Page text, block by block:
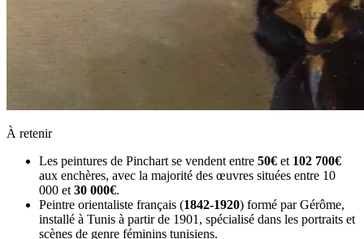
À retenir
Les peintures de Pinchart se vendent entre 50€ et 102 700€
aux enchères, avec la majorité des œuvres situées entre 10
000 et 30 000€.
Peintre orientaliste français (1842-1920) formé par Gérôme,
installé à Tunis à partir de 1901, spécialisé dans les portraits et
scènes de genre féminins tunisiens.